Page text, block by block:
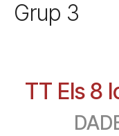
Grup 3
TT Els 8